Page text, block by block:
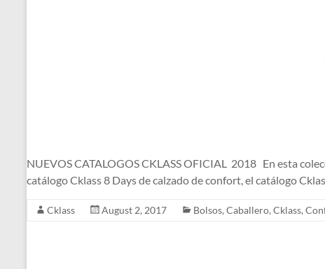
NUEVOS CATALOGOS CKLASS OFICIAL 2018 En esta
catálogo Cklass 8 Days de calzado de confort, el catálogo
Cklass August 2, 2017 Bolsos, Caballero, Cklass,